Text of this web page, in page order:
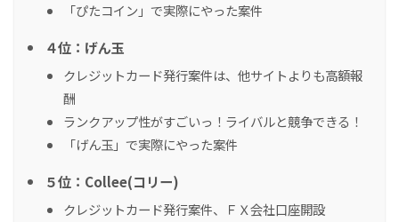
「ぴたコイン」で実際にやった案件
４位：げん玉
クレジットカード発行案件は、他サイトよりも高額報
酬
ランクアップ性がすごいっ！ライバルと競争できる！
「げん玉」で実際にやった案件
５位：Collee(コリー)
クレジットカード発行案件、ＦＸ会社口座開設